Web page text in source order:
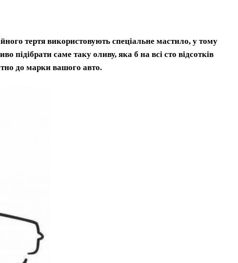
тертя використовують спеціальне мастило, у тому
підібрати саме таку оливу, яка б на всі сто відсотків
до марки вашого авто.